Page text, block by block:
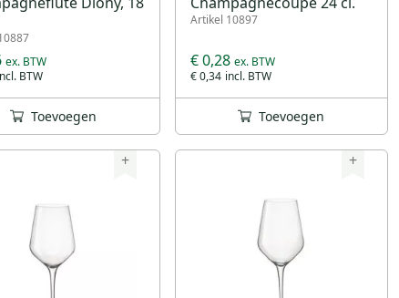
Toevoegen
Artikel 10897
€ 0,34
€ 0,28
Toevoegen
+ +